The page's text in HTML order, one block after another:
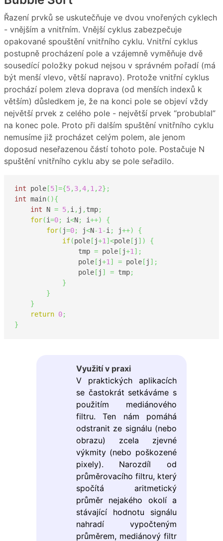
Řazení prvků se uskutečňuje ve dvou vnořených cyklech
- vnějším a vnitřním. Vnější cyklus zabezpečuje
opakované spouštění vnitřního cyklu. Vnitřní cyklus
postupně procházení pole a vzájemně vyměňuje dvě
sousedící položky pokud nejsou v správném pořadí (má
být menší vlevo, větší napravo). Protože vnitřní cyklus
prochází polem zleva doprava (od menších indexů k
větším) důsledkem je, že na konci pole se objeví vždy
největší prvek z celého pole - největší prvek “probublal”
na konec pole. Proto při dalším spuštění vnitřního cyklu
nemusíme již procházet celým polem, ale jenom
doposud neseřazenou částí tohoto pole. Postačuje N
spuštění vnitřního cyklu aby se pole seřadilo.
int pole [5] ={5, 3,4, 1, 2} ;
int main( ){
int N = 5, i, j , tmp;
for(i=0; i<N; i++)
{
for( j=0; j<N-1-i; j++)
{
if(pole [ j+1] <pole [ j ] )
{
                tmp
= pole [ j+1] ;
                pole
[ j+1] = pole [ j ] ;
                pole
[ j ] = tmp;
}
}
}
return 0;
}
Využití v praxi
V praktických aplikacích
se častokrát setkáváme s
použitím mediánového
filtru. Ten nám pomáhá
odstranit ze signálu (nebo
obrazu) zcela zjevné
výkmity (nebo poškozené
pixely). Narozdíl od
průměrovacího filtru, který
spočítá aritmetický
průměr nejakého okolí a
stávající hodnotu signálu
nahradí vypočteným
průměrem, mediánový filtr